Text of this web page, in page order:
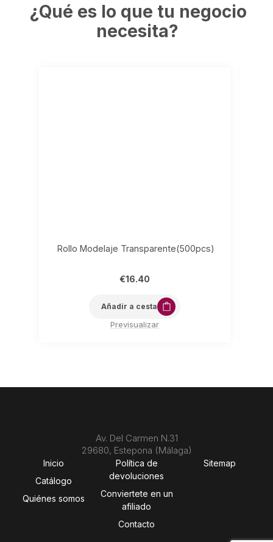
¿Qué es lo que tu negocio
necesita?
Añadir a cesta
Previsualizar
Rollo Modelaje Transparente(500pcs)
€16.40
Av. Del Carmen N.31
29680, Estepona (Málaga)
Inicio
Catálogo
Quiénes somos
Política de
devoluciones
Conviertete en un
afiliado
Contacto
Sitemap